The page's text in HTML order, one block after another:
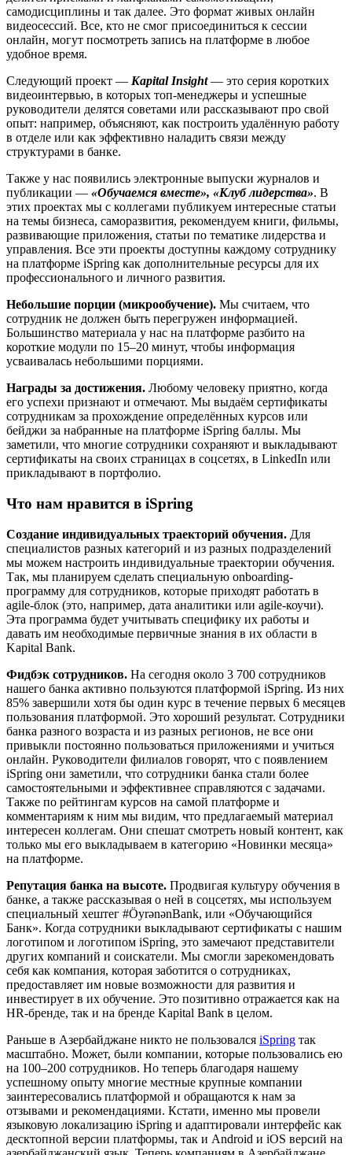
самодисциплины и так далее. Это формат живых онлайн
видеосессий. Все, кто не смог присоединиться к сессии
онлайн, могут посмотреть запись на платформе в любое
удобное время.
Следующий проект — Kapital Insight— это серия коротких
видеоинтервью, в которых топ-менеджеры и успешные
руководители делятся советами или рассказывают про свой
опыт: например, объясняют, как построить удалённую работу
в отделе или как эффективно наладить связи между
структурами в банке.
Также у нас появились электронные выпуски журналов и
публикации — «Обучаемся вместе», «Клуб лидерства». В
этих проектах мы с коллегами публикуем интересные статьи
на темы бизнеса, саморазвития, рекомендуем книги, фильмы,
развивающие приложения, статьи по тематике лидерства и
управления. Все эти проекты доступны каждому сотруднику
на платформе iSpring как дополнительные ресурсы для их
профессионального и личного развития.
Небольшие порции (микрообучение). Мы считаем, что
сотрудник не должен быть перегружен информацией.
Большинство материала у нас на платформе разбито на
короткие модули по 15–20 минут, чтобы информация
усваивалась небольшими порциями.
Награды за достижения. Любому человеку приятно, когда
его успехи признают и отмечают. Мы выдаём сертификаты
сотрудникам за прохождение определённых курсов или
бейджи за набранные на платформе iSpring баллы. Мы
заметили, что многие сотрудники сохраняют и выкладывают
сертификаты на своих страницах в соцсетях, в LinkedIn или
прикладывают в портфолио.
Что нам нравится в iSpring
Создание индивидуальных траекторий обучения. Для
специалистов разных категорий и из разных подразделений
мы можем настроить индивидуальные траектории обучения.
Так, мы планируем сделать специальную onboarding-
программу для сотрудников, которые приходят работать в
agile-блок (это, например, дата аналитики или agile-коучи).
Эта программа будет учитывать специфику их работы и
давать им необходимые первичные знания в их области в
Kapital Bank.
Фидбэк сотрудников. На сегодня около 3 700 сотрудников
нашего банка активно пользуются платформой iSpring. Из них
85% завершили хотя бы один курс в течение первых 6 месяцев
пользования платформой. Это хороший результат. Сотрудники
банка разного возраста и из разных регионов, не все они
привыкли постоянно пользоваться приложениями и учиться
онлайн. Руководители филиалов говорят, что с появлением
iSpring они заметили, что сотрудники банка стали более
самостоятельными и эффективнее справляются с задачами.
Также по рейтингам курсов на самой платформе и
комментариям к ним мы видим, что предлагаемый материал
интересен коллегам. Они спешат смотреть новый контент, как
только мы его выкладываем в категорию «Новинки месяца»
на платформе.
Репутация банка на высоте. Продвигая культуру обучения в
банке, а также рассказывая о ней в соцсетях, мы используем
специальный хештег #ÖyrənənBank, или «Обучающийся
Банк». Когда сотрудники выкладывают сертификаты с нашим
логотипом и логотипом iSpring, это замечают представители
других компаний и соискатели. Мы смогли зарекомендовать
себя как компания, которая заботится о сотрудниках,
предоставляет им новые возможности для развития и
инвестирует в их обучение. Это позитивно отражается как на
HR-бренде, так и на бренде Kapital Bank в целом.
Раньше в Азербайджане никто не пользовался iSpring так
масштабно. Может, были компании, которые пользовались ею
на 100–200 сотрудников. Но теперь благодаря нашему
успешному опыту многие местные крупные компании
заинтересовались платформой и обращаются к нам за
отзывами и рекомендациями. Кстати, именно мы провели
языковую локализацию iSpring и адаптировали интерфейс как
десктопной версии платформы, так и Android и iOS версий на